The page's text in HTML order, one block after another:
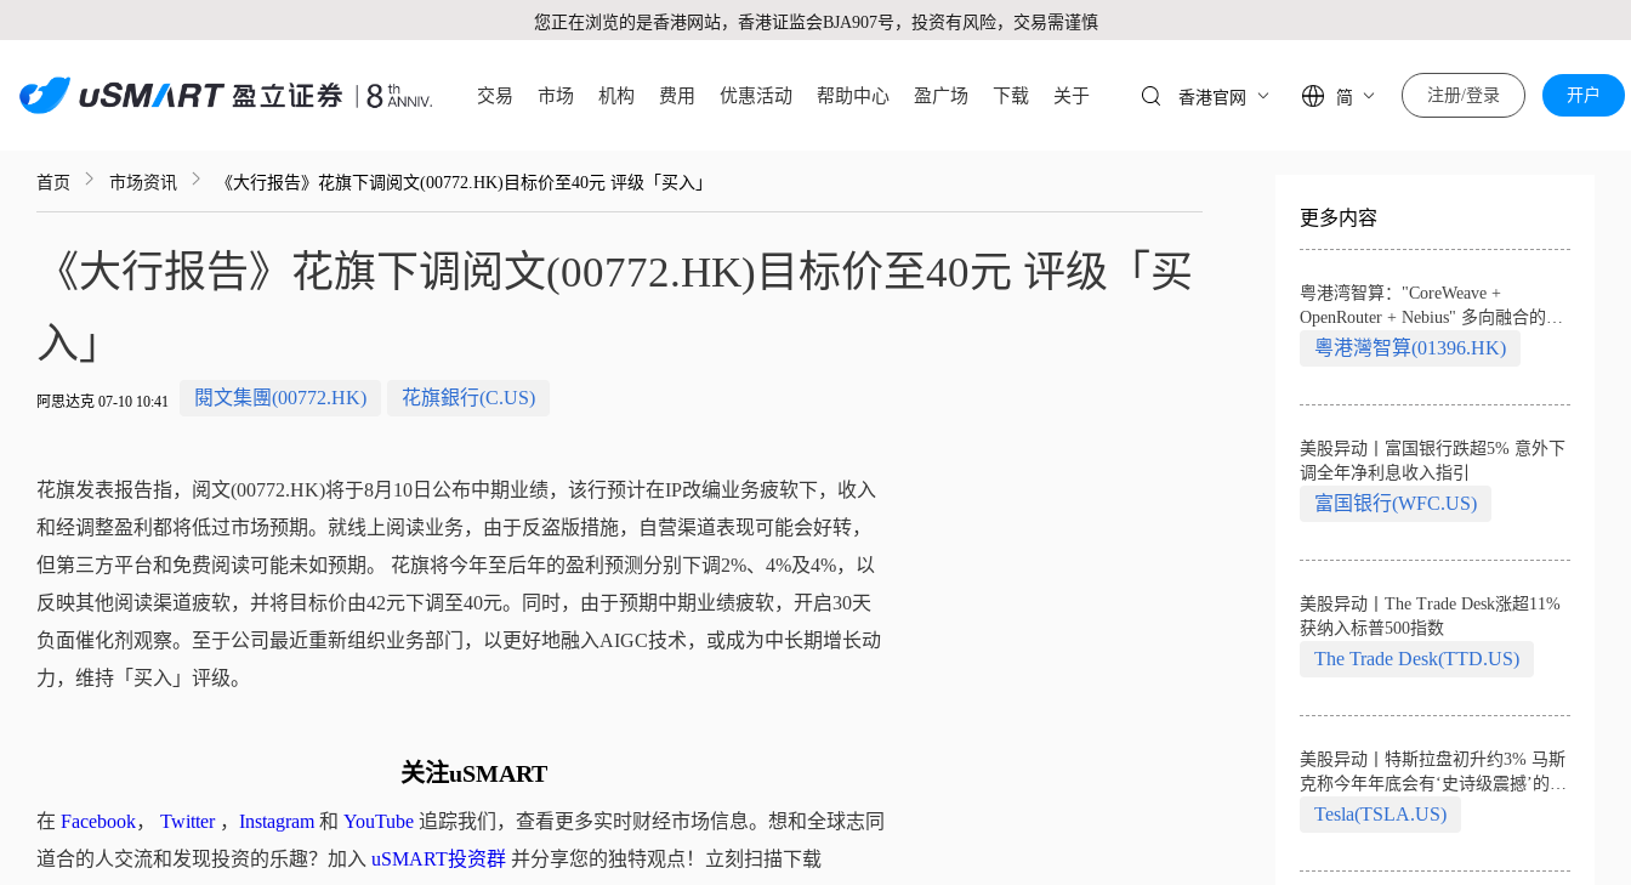
您正在浏览的是香港网站，香港证监会BJA907号，投资有风险，交易需谨慎
交易 市场 机构 费用 优惠活动 帮助中心 盈广场 下载 关于 香港官网 简 注册/登录 开户
首页 市场资讯 《大行报告》花旗下调阅文(00772.HK)目标价至40元 评级「买入」
《大行报告》花旗下调阅文(00772.HK)目标价至40元 评级「买
入」
阿思达克 07-10 10:41 閱文集團(00772.HK) 花旗銀行(C.US)
花旗发表报告指，阅文(00772.HK)将于8月10日公布中期业绩，该行预计在IP改编业务疲软下，收入
和经调整盈利都将低过市场预期。就线上阅读业务，由于反盗版措施，自营渠道表现可能会好转，
但第三方平台和免费阅读可能未如预期。 花旗将今年至后年的盈利预测分别下调2%、4%及4%，以
反映其他阅读渠道疲软，并将目标价由42元下调至40元。同时，由于预期中期业绩疲软，开启30天
负面催化剂观察。至于公司最近重新组织业务部门，以更好地融入AIGC技术，或成为中长期增长动
力，维持「买入」评级。
关注uSMART
在 Facebook， Twitter， Instagram 和 YouTube 追踪我们，查看更多实时财经市场信息。想和全球志同
道合的人交流和发现投资的乐趣？加入 uSMART投资群 并分享您的独特观点！立刻扫描下载
更多内容
粤港湾智算："CoreWeave +
OpenRouter + Nebius" 多向融合的中
国智算新范式
粵港灣智算(01396.HK)
美股异动丨富国银行跌超5% 意外下
调全年净利息收入指引
富国银行(WFC.US)
美股异动丨The Trade Desk涨超11%
获纳入标普500指数
The Trade Desk(TTD.US)
美股异动丨特斯拉盘初升约3% 马斯
克称今年年底会有‘史诗级震撼’的演
示Tesla(TSLA.US)